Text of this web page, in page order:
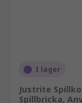
I lager
Justrite
Spillbricka,